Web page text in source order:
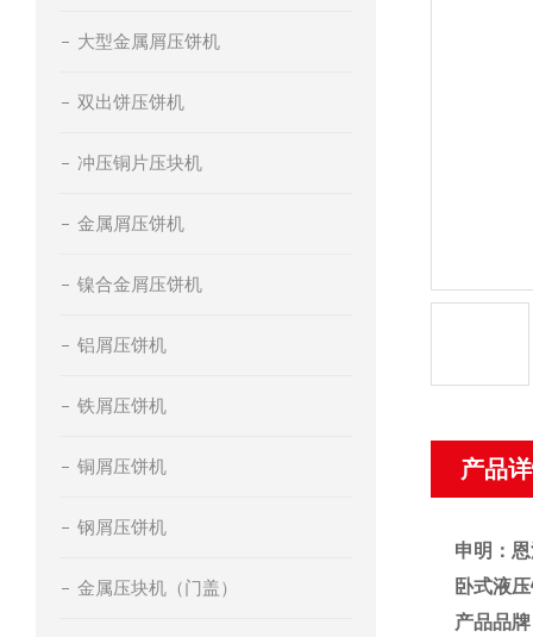
大型金属屑压饼机
双出饼压饼机
冲压铜片压块机
金属屑压饼机
镍合金屑压饼机
铝屑压饼机
铁屑压饼机
铜屑压饼机
钢屑压饼机
金属压块机（门盖）
产品
申明：
卧式液
产品品